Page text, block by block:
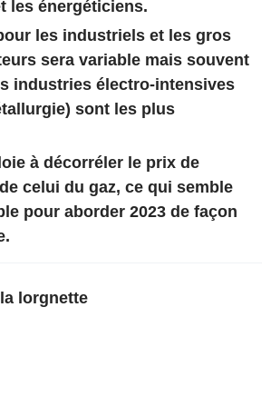
les énergéticiens.
les industriels et les gros
sera variable mais souvent
industries électro-intensives
sont les plus
à décorréler le prix de
celui du gaz, ce qui semble
pour aborder 2023 de façon
lorgnette